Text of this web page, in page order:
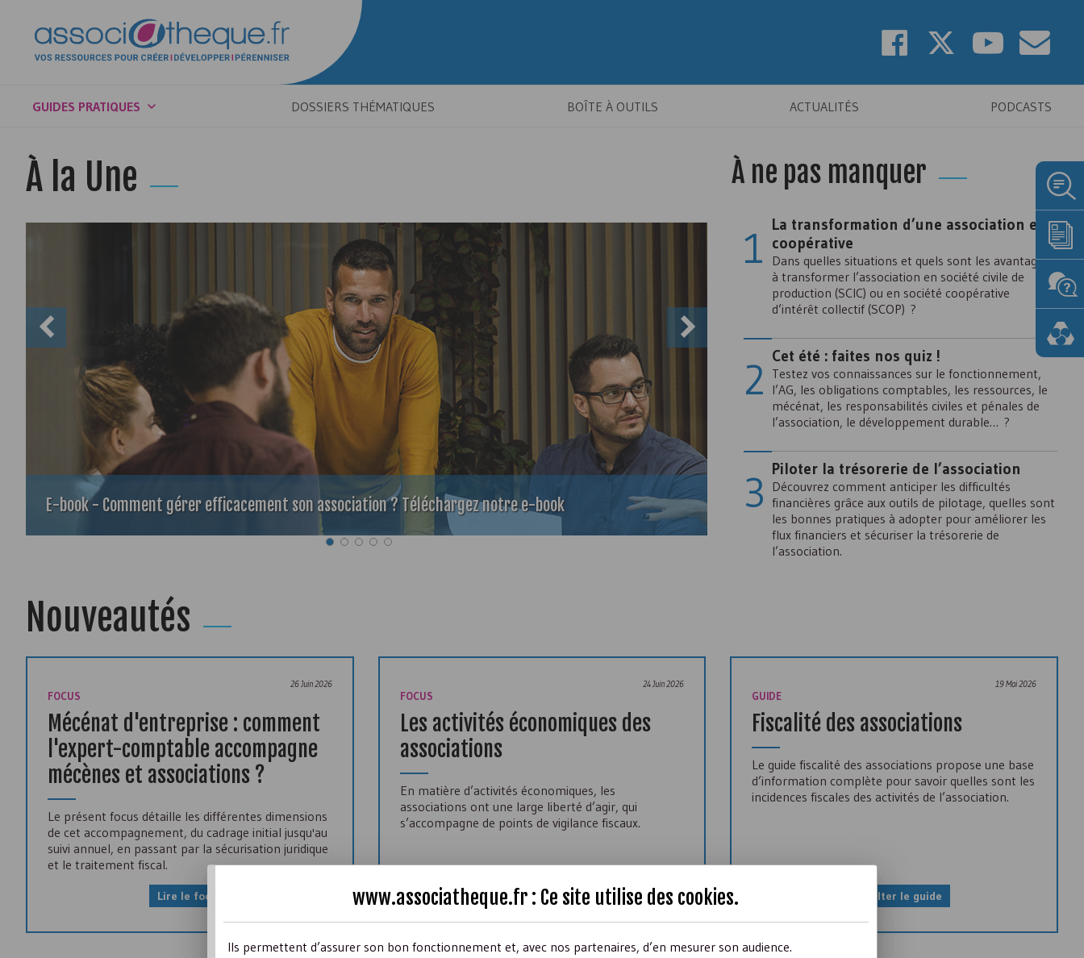
GUIDES PRATIQUES DOSSIERS THÉMATIQUES BOÎTE À OUTILS ACTUALITÉS PODCASTS
À la Une
E-book - Comment gérer efficacement son association ? Téléchargez notre e-book Alliances associatives : coopérer, innover, durer
À ne pas manquer
La transformation d’une association en
coopérative
Dans quelles situations et quels sont les avantages
à transformer l’association en société civile de
production (SCIC) ou en société coopérative
d’intérêt collectif (SCOP) ?
Cet été : faites nos quiz !
Testez vos connaissances sur le fonctionnement,
l’AG, les obligations comptables, les ressources, le
mécénat, les responsabilités civiles et pénales de
l’association, le développement durable… ?
Piloter la trésorerie de l’association
Découvrez comment anticiper les difficultés
financières grâce aux outils de pilotage, quelles sont
les bonnes pratiques à adopter pour améliorer les
flux financiers et sécuriser la trésorerie de
l’association.
Nouveautés
26 Juin 2026
FOCUS
Mécénat d'entreprise : comment
l'expert-comptable accompagne
mécènes et associations ?
Le présent focus détaille les différentes dimensions
de cet accompagnement, du cadrage initial jusqu'au
suivi annuel, en passant par la sécurisation juridique
et le traitement fiscal.
Lire le focus
24 Juin 2026
FOCUS
Les activités économiques des
associations
En matière d’activités économiques, les
associations ont une large liberté d’agir, qui
s’accompagne de points de vigilance fiscaux.
Lire le focus
19 Mai 2026
GUIDE
Fiscalité des associations
Le guide fiscalité des associations propose une base
d’information complète pour savoir quelles sont les
incidences fiscales des activités de l’association.
Consulter le guide
www.associatheque.fr : Ce site utilise des cookies.
Ils permettent d’assurer son bon fonctionnement et, avec nos partenaires, d’en mesurer son audience.